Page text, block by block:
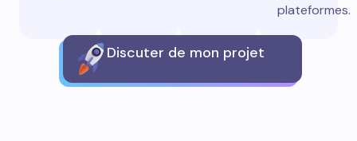
plateformes.
Discuter de mon projet